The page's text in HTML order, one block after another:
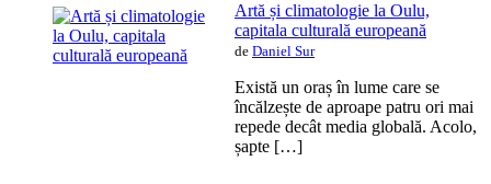
Artă și climatologie la Oulu,
capitala culturală europeană
de Daniel Sur
Există un oraș în lume care se
încălzește de aproape patru ori mai
repede decât media globală. Acolo,
șapte […]